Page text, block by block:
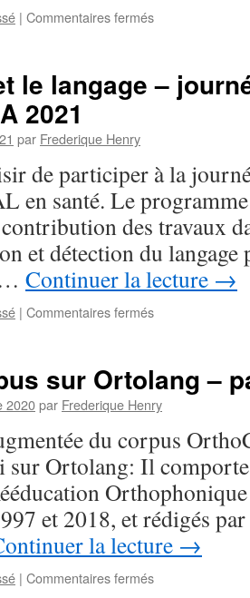
| Commentaires ferméssur
Orthophonistes
Expertise
le langage –
2021
par Frederique Henry
de participer à la
en santé. Le
des travaux
et détection du langage
Continuer la lecture →
| Commentaires ferméssur
le
langage
journée
AFIA-
TLH/ATALA
2021
sur Ortolang –
2020par Frederique Henry
du corpus
sur Ortolang: Il
et 2018, et rédigés
la lecture →
| Commentaires ferméssur